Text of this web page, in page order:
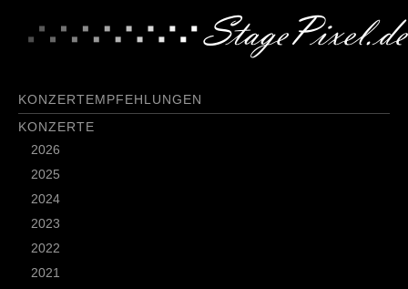
KONZERTEMPFEHLUNGEN
KONZERTE
2026
2025
2024
2023
2022
2021